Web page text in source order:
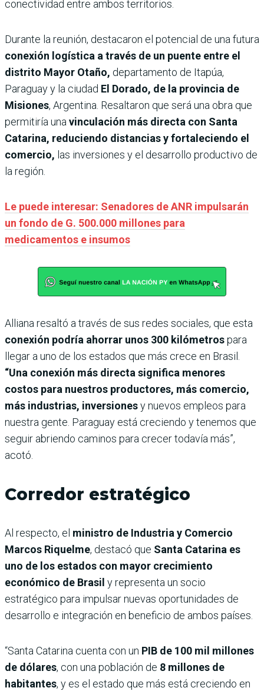
conectividad entre ambos territorios.
Durante la reunión, destacaron el potencial de una futura
conexión logística a través de un puente entre el
distrito Mayor Otaño, departamento de Itapúa,
Paraguay y la ciudad El Dorado, de la provincia de
Misiones, Argentina. Resaltaron que será una obra que
permitiría unavinculación más directa con Santa
Catarina, reduciendo distancias y fortaleciendo el
comercio, las inversiones y el desarrollo productivo de
la región.
Le puede interesar: Senadores de ANR impulsarán
un fondo de G. 500.000 millones para
medicamentos e insumos
Alliana resaltó a través de sus redes sociales, que esta
conexión podría ahorrar unos 300 kilómetrospara
llegar a uno de los estados que más crece en Brasil.
“Una conexión más directa significa menores
costos para nuestros productores, más comercio,
más industrias, inversionesy nuevos empleos para
nuestra gente. Paraguay está creciendo y tenemos que
seguir abriendo caminos para crecer todavía más”,
acotó.
Corredor estratégico
Al respecto, el ministro de Industria y Comercio
Marcos Riquelme, destacó que Santa Catarina es
uno de los estados con mayor crecimiento
económico de Brasil y representa un socio
estratégico para impulsar nuevas oportunidades de
desarrollo e integración en beneficio de ambos países.
“Santa Catarina cuenta con un PIB de 100 mil millones
de dólares, con una población de 8 millones de
habitantes, y es el estado que más está creciendo en